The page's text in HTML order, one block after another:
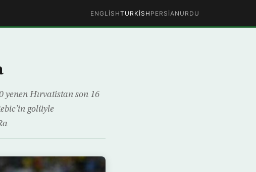
ENGLISHTURKISH PERSIAN URDU
yenen Hırvatistan son 16
golüyle